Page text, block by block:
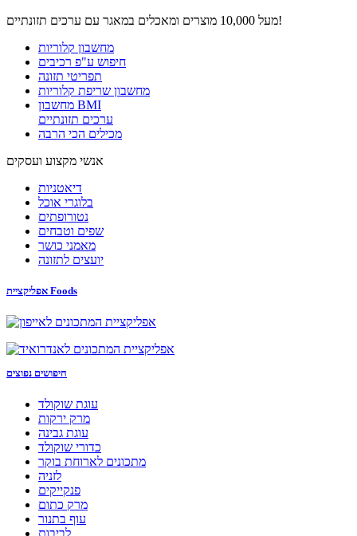
מעל 10,000 מוצרים ומאכלים במאגר עם ערכים תזונתיים!
מחשבון קלוריות
חיפוש ע"פ רכיבים
תפריטי תזונה
מחשבון שריפת קלוריות
מחשבון BMI
ערכים תזונתיים
מכילים הכי הרבה
אנשי מקצוע ועסקים
דיאטניות
בלוגרי אוכל
נטורופתים
שפים וטבחים
מאמני כושר
יועצים לתזונה
אפליקציית Foods
חיפושים נפוצים
עוגת שוקולד
מרק ירקות
עוגת גבינה
כדורי שוקולד
מתכונים לארוחת בוקר
לזניה
פנקייקים
מרק כתום
עוף בתנור